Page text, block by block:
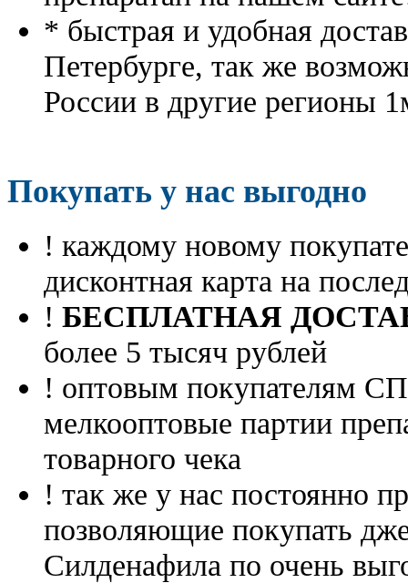
* быстрая и удобная
Петербурге, так же
России в другие регионы
Покупать у нас выгодно
! каждому новому
дисконтная карта на
! БЕСПЛАТНАЯ
более 5 тысяч рублей
! оптовым покупателям
мелкооптовые партии
товарного чека
! так же у нас постоянно
позволяющие покупать
Силденафила по очень